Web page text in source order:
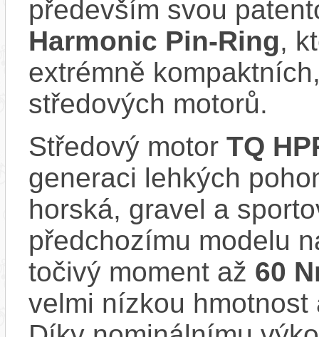
především svou
Harmonic Pin-Ring,
extrémně
středových motorů.
Středový motor TQ
generaci lehkých
horská, gravel a
předchozímu modelu
točivý moment až 60
velmi nízkou